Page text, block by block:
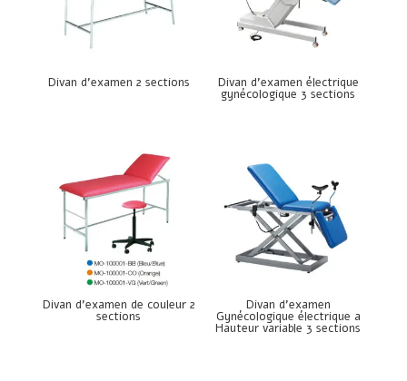
Divan d’examen 2 sections Divan d’examen électrique
gynécologique 3 sections
Divan d’examen de couleur 2
sections
Divan d’examen
Gynécologique électrique a
Hauteur variable 3 sections